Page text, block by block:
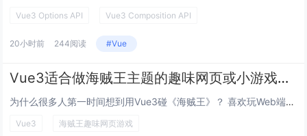
Vue3 Options API Vue3 Composition API
20小时前 244阅读 #Vue
Vue3适合做海贼王主题的趣味网页或小游戏吗？具体怎么做能快速上手又还原出海的热血感？
为什么很多人第一时间想到用Vue3碰《海贼王》？ 喜欢玩Web端小项目的朋友,不管是新手练手还是老油条摸鱼，总能看到几...
Vue3 海贼王趣味网页游戏